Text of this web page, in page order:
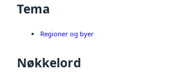
Tema
Regioner og byer
Nøkkelord